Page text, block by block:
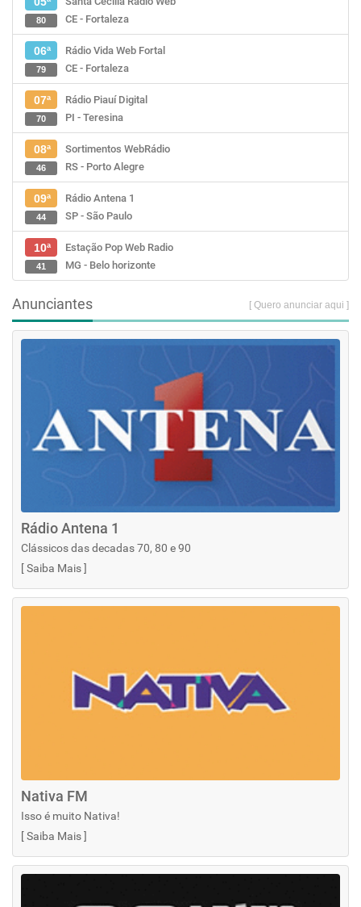
CE - Fortaleza
80
06ª
Rádio Vida Web Fortal
CE - Fortaleza
79
07ª
Rádio Piauí Digital
PI - Teresina
70
08ª
Sortimentos WebRádio
RS - Porto Alegre
46
09ª
Rádio Antena 1
SP - São Paulo
44
10ª
Estação Pop Web Radio
MG - Belo horizonte
41
Anunciantes [ Quero anunciar aqui ]
Rádio Antena 1
Clássicos das decadas 70, 80 e 90
[Saiba Mais]
Nativa FM
Isso é muito Nativa!
[Saiba Mais]